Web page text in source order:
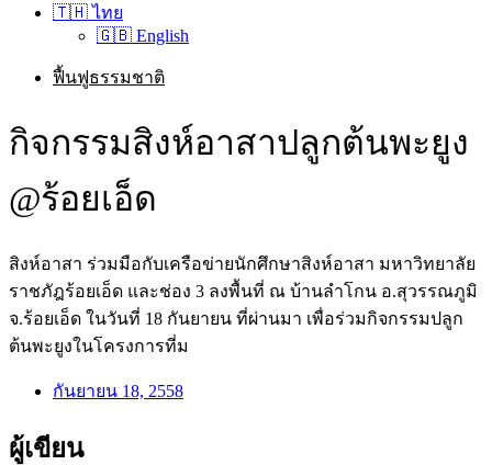
🇹🇭 ไทย
🇬🇧 English
ฟื้นฟูธรรมชาติ
กิจกรรมสิงห์อาสาปลูกต้นพะยูง
@ร้อยเอ็ด
สิงห์อาสา ร่วมมือกับเครือข่ายนักศึกษาสิงห์อาสา มหาวิทยาลัย
ราชภัฎร้อยเอ็ด และช่อง 3 ลงพื้นที่ ณ บ้านลำโกน อ.สุวรรณภูมิ
จ.ร้อยเอ็ด ในวันที่ 18 กันยายน ที่ผ่านมา เพื่อร่วมกิจกรรมปลูก
ต้นพะยูงในโครงการที่ม
กันยายน 18, 2558
ผู้เขียน